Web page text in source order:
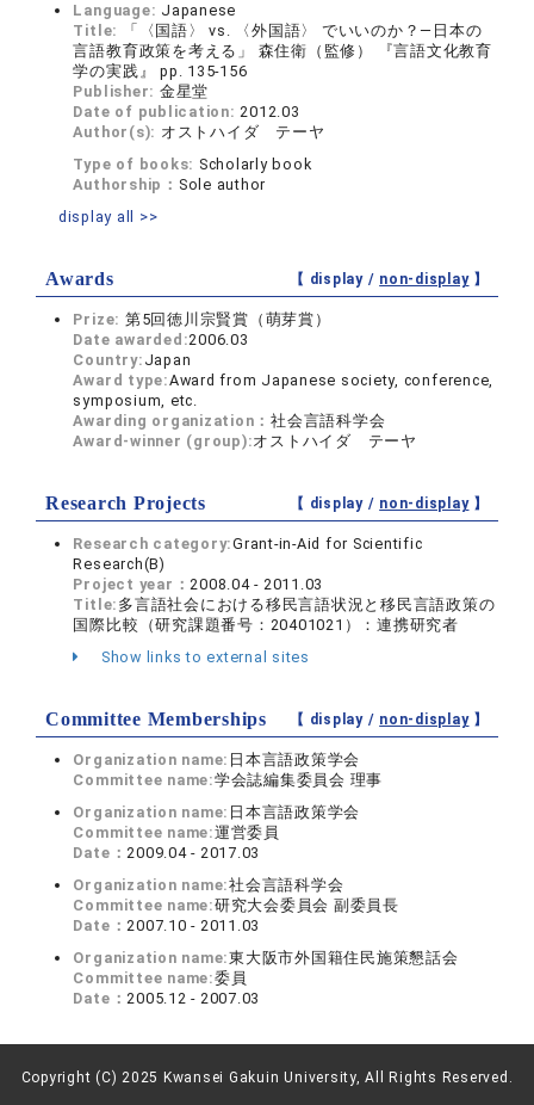
Language: Japanese
Title:
「〈国語〉 vs. 〈外国語〉 でいいのか？―日本の
言語教育政策を考える」 森住衛（監修） 『言語文化教育
学の実践』 pp. 135-156
Publisher: 金星堂
Date of publication:2012.03
Author(s): オストハイダ テーヤ
Type of books: Scholarly book
Authorship： Sole author
display all >>
Awards 【 display / non-display】
Prize: 第5回徳川宗賢賞（萌芽賞）
Date awarded:2006.03
Country: Japan
Award type:Award from Japanese society, conference,
symposium, etc.
Awarding organization：社会言語科学会
Award-winner (group):オストハイダ テーヤ
Research Projects 【 display / non-display】
Research category:Grant-in-Aid for Scientific
Research(B)
Project year：2008.04 - 2011.03
Title: 多言語社会における移民言語状況と移民言語政策の
国際比較（研究課題番号：20401021）：連携研究者
Show links to external sites
Committee Memberships 【 display / non-display】
Organization name: 日本言語政策学会
Committee name:学会誌編集委員会 理事
Organization name: 日本言語政策学会
Committee name:運営委員
Date：2009.04 - 2017.03
Organization name:社会言語科学会
Committee name:研究大会委員会 副委員長
Date：2007.10 - 2011.03
Organization name:東大阪市外国籍住民施策懇話会
Committee name:委員
Date：2005.12 - 2007.03
Copyright (C) 2025 Kwansei Gakuin University, All Rights Reserved.